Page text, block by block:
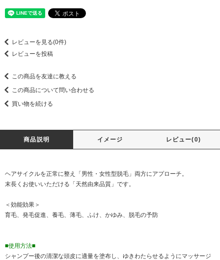
レビューを見る(0件)
レビューを投稿
この商品を友達に教える
この商品について問い合わせる
買い物を続ける
商品説明 イメージ レビュー(0)
ヘアサイクルを正常に整え「男性・女性型脱毛」両方にアプローチ。
末長くお使いいただける「天然由来品質」です。
＜効能効果＞
育毛、発毛促進、養毛、薄毛、ふけ、かゆみ、脱毛の予防
■使用方法■
シャンプー後の清潔な頭皮に適量を塗布し、ゆきわたらせるようにマッサージ